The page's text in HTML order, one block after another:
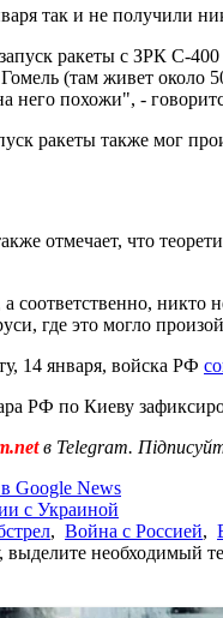
так и не получили
ракеты с ЗРК С-
(там живет около
него похожи", -
ракеты также мог
отмечает, что
никто
где это могло
14 января, войска РФ
РФ по Киеву
в Telegram.
Google News
с Украиной
, Война с Россией,
необходимый